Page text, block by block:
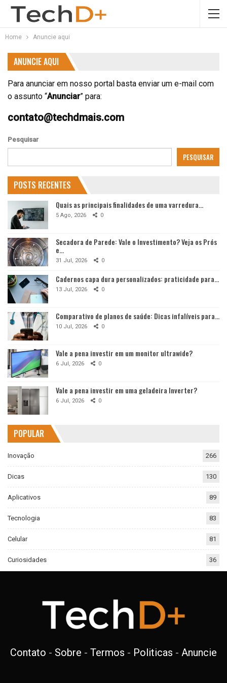
Home Anuncie aqui
ANUNCIE AQUI
Para anunciar em nosso portal basta enviar um e-mail com
o assunto “Anunciar” para:
contato@techdmais.com
Pesquisar
PESQUISAR
POSTS RECENTES
Quais as principais finalidades de uma varredura…
5 Ago, 2026 0
Secadora de Parede: Vale o Investimento? Veja os Prós
e…
31 Jul, 2026 0
Cadernos capa dura personalizados: praticidade para…
13 Jul, 2026 0
Comparativo de planos de saúde: Dicas infalíveis para…
10 Jul, 2026 0
Vale a pena investir em um monitor ultrawide?
6 Jul, 2026 0
Vale a pena investir em uma geladeira Inverter?
6 Jul, 2026 0
POPULAR
Inovação 266
Dicas 130
Aplicativos 89
Tecnologia 83
Celular 81
Curiosidades 36
Contato - Sobre - Termos - Politicas - Anuncie